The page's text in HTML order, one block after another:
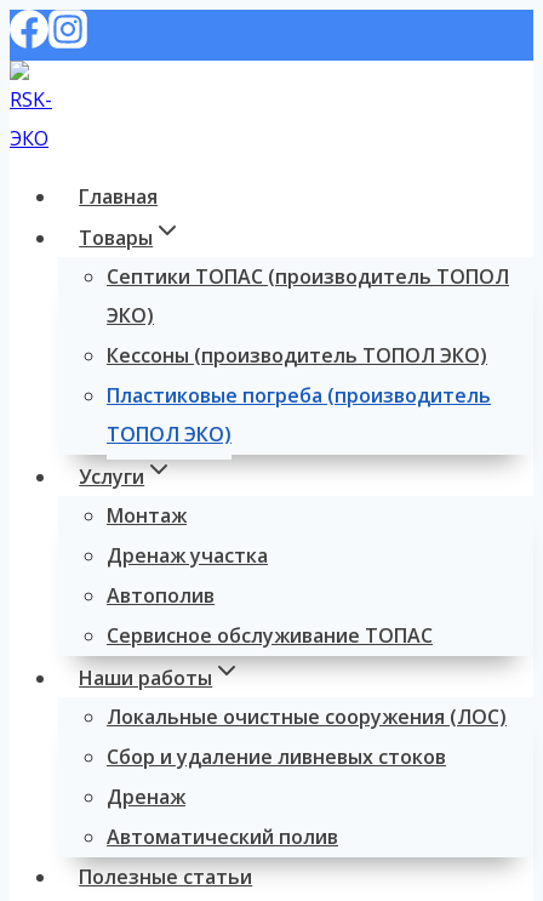
Перейти
к
содержимому
Главная
Товары
Септики ТОПАС (производитель ТОПОЛ
ЭКО)
Кессоны (производитель ТОПОЛ ЭКО)
Пластиковые погреба (производитель
ТОПОЛ ЭКО)
Услуги
Монтаж
Дренаж участка
Автополив
Сервисное обслуживание ТОПАС
Наши работы
Локальные очистные сооружения (ЛОС)
Сбор и удаление ливневых стоков
Дренаж
Автоматический полив
Полезные статьи